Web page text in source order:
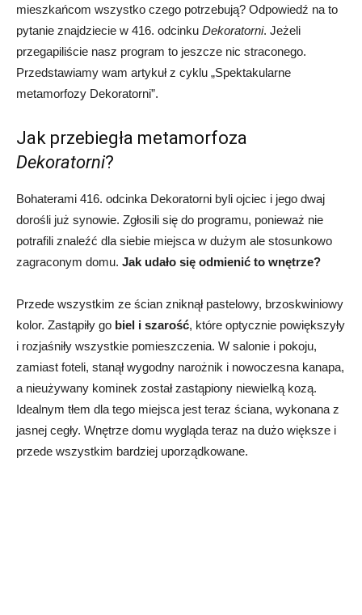
mieszkańcom wszystko czego potrzebują? Odpowiedź na to
pytanie znajdziecie w 416. odcinku Dekoratorni. Jeżeli
przegapiliście nasz program to jeszcze nic straconego.
Przedstawiamy wam artykuł z cyklu „Spektakularne
metamorfozy Dekoratorni”.
Jak przebiegła metamorfoza
Dekoratorni?
Bohaterami 416. odcinka Dekoratorni byli ojciec i jego dwaj
dorośli już synowie. Zgłosili się do programu, ponieważ nie
potrafili znaleźć dla siebie miejsca w dużym ale stosunkowo
zagraconym domu. Jak udało się odmienić to wnętrze?
Przede wszystkim ze ścian zniknął pastelowy, brzoskwiniowy
kolor. Zastąpiły go biel i szarość, które optycznie powiększyły
i rozjaśniły wszystkie pomieszczenia. W salonie i pokoju,
zamiast foteli, stanął wygodny narożnik i nowoczesna kanapa,
a nieużywany kominek został zastąpiony niewielką kozą.
Idealnym tłem dla tego miejsca jest teraz ściana, wykonana z
jasnej cegły. Wnętrze domu wygląda teraz na dużo większe i
przede wszystkim bardziej uporządkowane.